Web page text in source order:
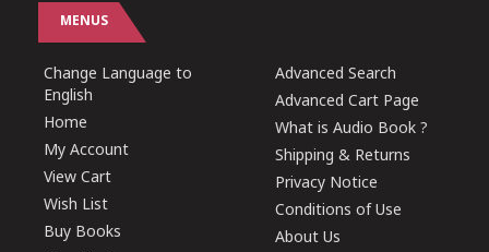
MENUS
Change Language to
English
Home
My Account
View Cart
Wish List
Buy Books
Advanced Search
Advanced Cart Page
What is Audio Book ?
Shipping & Returns
Privacy Notice
Conditions of Use
About Us